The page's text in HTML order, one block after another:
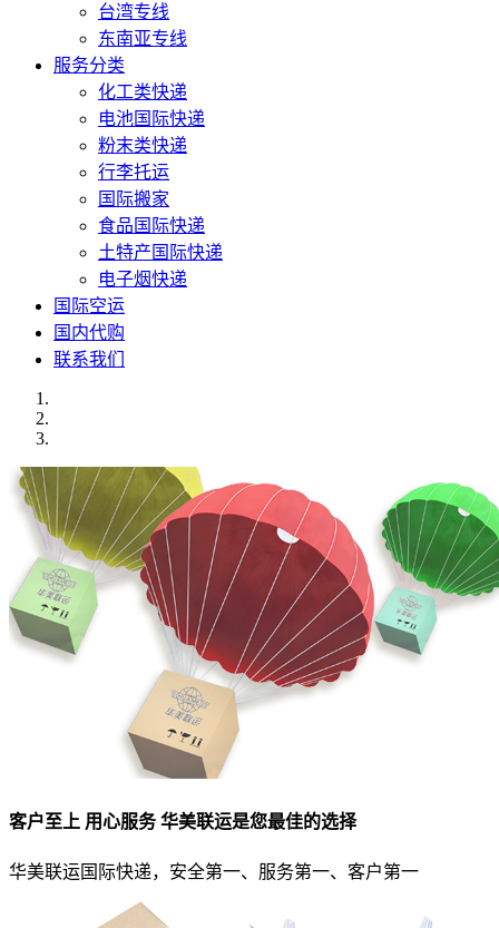
台湾专线
东南亚专线
服务分类
化工类快递
电池国际快递
粉末类快递
行李托运
国际搬家
食品国际快递
土特产国际快递
电子烟快递
国际空运
国内代购
联系我们
客户至上 用心服务 华美联运是您最佳的选择
华美联运国际快递，安全第一、服务第一、客户第一